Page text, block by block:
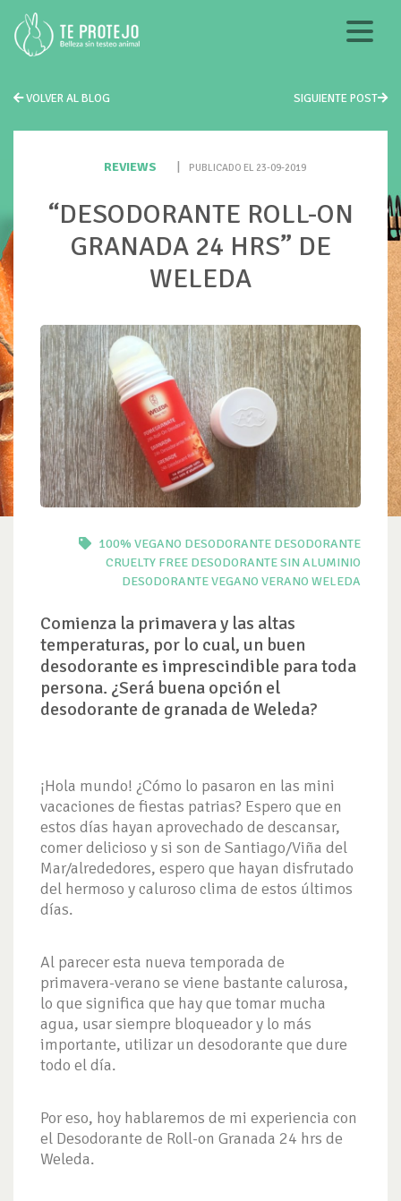
VOLVER AL BLOG SIGUIENTE POST
REVIEWS PUBLICADO EL 23-09-2019
“DESODORANTE ROLL-ON
GRANADA 24 HRS” DE
WELEDA
100% VEGANO DESODORANTE DESODORANTE
CRUELTY FREE DESODORANTE SIN ALUMINIO
DESODORANTE VEGANO VERANO WELEDA
Comienza la primavera y las altas
temperaturas, por lo cual, un buen
desodorante es imprescindible para toda
persona. ¿Será buena opción el
desodorante de granada de Weleda?
¡Hola mundo! ¿Cómo lo pasaron en las mini
vacaciones de fiestas patrias? Espero que en
estos días hayan aprovechado de descansar,
comer delicioso y si son de Santiago/Viña del
Mar/alrededores, espero que hayan disfrutado
del hermoso y caluroso clima de estos últimos
días.
Al parecer esta nueva temporada de
primavera-verano se viene bastante calurosa,
lo que significa que hay que tomar mucha
agua, usar siempre bloqueador y lo más
importante, utilizar un desodorante que dure
todo el día.
Por eso, hoy hablaremos de mi experiencia con
el Desodorante de Roll-on Granada 24 hrs de
Weleda.